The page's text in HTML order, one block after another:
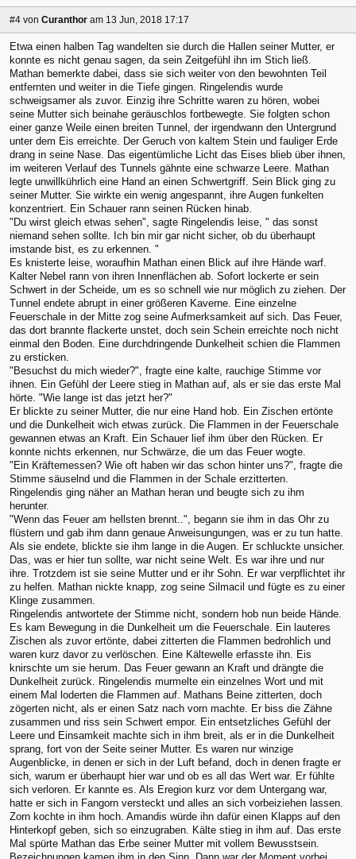
#4 von Curanthor am 13 Jun, 2018 17:17
Etwa einen halben Tag wandelten sie durch die Hallen seiner Mutter, er
konnte es nicht genau sagen, da sein Zeitgefühl ihn im Stich ließ.
Mathan bemerkte dabei, dass sie sich weiter von den bewohnten Teil
entfernten und weiter in die Tiefe gingen. Ringelendis wurde
schweigsamer als zuvor. Einzig ihre Schritte waren zu hören, wobei
seine Mutter sich beinahe geräuschlos fortbewegte. Sie folgten schon
einer ganze Weile einen breiten Tunnel, der irgendwann den Untergrund
unter dem Eis erreichte. Der Geruch von kaltem Stein und fauliger Erde
drang in seine Nase. Das eigentümliche Licht das Eises blieb über ihnen,
im weiteren Verlauf des Tunnels gähnte eine schwarze Leere. Mathan
legte unwillkührlich eine Hand an einen Schwertgriff. Sein Blick ging zu
seiner Mutter. Sie wirkte ein wenig angespannt, ihre Augen funkelten
konzentriert. Ein Schauer rann seinen Rücken hinab.
"Du wirst gleich etwas sehen", sagte Ringelendis leise, " das sonst
niemand sehen sollte. Ich bin mir gar nicht sicher, ob du überhaupt
imstande bist, es zu erkennen. "
Es knisterte leise, woraufhin Mathan einen Blick auf ihre Hände warf.
Kalter Nebel rann von ihren Innenflächen ab. Sofort lockerte er sein
Schwert in der Scheide, um es so schnell wie nur möglich zu ziehen. Der
Tunnel endete abrupt in einer größeren Kaverne. Eine einzelne
Feuerschale in der Mitte zog seine Aufmerksamkeit auf sich. Das Feuer,
das dort brannte flackerte unstet, doch sein Schein erreichte noch nicht
einmal den Boden. Eine durchdringende Dunkelheit schien die Flammen
zu ersticken.
"Besuchst du mich wieder?", fragte eine kalte, rauchige Stimme vor
ihnen. Ein Gefühl der Leere stieg in Mathan auf, als er sie das erste Mal
hörte. "Wie lange ist das jetzt her?"
Er blickte zu seiner Mutter, die nur eine Hand hob. Ein Zischen ertönte
und die Dunkelheit wich etwas zurück. Die Flammen in der Feuerschale
gewannen etwas an Kraft. Ein Schauer lief ihm über den Rücken. Er
konnte nichts erkennen, nur Schwärze, die um das Feuer wogte.
"Ein Kräftemessen? Wie oft haben wir das schon hinter uns?", fragte die
Stimme säuselnd und die Flammen in der Schale erzitterten.
Ringelendis ging näher an Mathan heran und beugte sich zu ihm
herunter.
"Wenn das Feuer am hellsten brennt..", begann sie ihm in das Ohr zu
flüstern und gab ihm dann genaue Anweisungungen, was er zu tun hatte.
Als sie endete, blickte sie ihm lange in die Augen. Er schluckte unsicher.
Das, was er hier tun sollte, war nicht seine Welt. Es war ihre und nur
ihre. Trotzdem ist sie seine Mutter und er ihr Sohn. Er war verpflichtet ihr
zu helfen. Mathan nickte knapp, zog seine Silmacil und fügte es zu einer
Klinge zusammen.
Ringelendis antwortete der Stimme nicht, sondern hob nun beide Hände.
Es kam Bewegung in die Dunkelheit um die Feuerschale. Ein lauteres
Zischen als zuvor ertönte, dabei zitterten die Flammen bedrohlich und
waren kurz davor zu verlöschen. Eine Kältewelle erfasste ihn. Eis
knirschte um sie herum. Das Feuer gewann an Kraft und drängte die
Dunkelheit zurück. Ringelendis murmelte ein einzelnes Wort und mit
einem Mal loderten die Flammen auf. Mathans Beine zitterten, doch
zögerten nicht, als er einen Satz nach vorn machte. Er biss die Zähne
zusammen und riss sein Schwert empor. Ein entsetzliches Gefühl der
Leere und Einsamkeit machte sich in ihm breit, als er in die Dunkelheit
sprang, fort von der Seite seiner Mutter. Es waren nur winzige
Augenblicke, in denen er sich in der Luft befand, doch in denen fragte er
sich, warum er überhaupt hier war und ob es all das Wert war. Er fühlte
sich verloren. Er kannte es. Als Eregion kurz vor dem Untergang war,
hatte er sich in Fangorn versteckt und alles an sich vorbeiziehen lassen.
Zorn kochte in ihm hoch. Amandis würde ihn dafür einen Klapps auf den
Hinterkopf geben, sich so einzugraben. Kälte stieg in ihm auf. Das erste
Mal spürte Mathan das Erbe seiner Mutter mit vollem Bewusstsein.